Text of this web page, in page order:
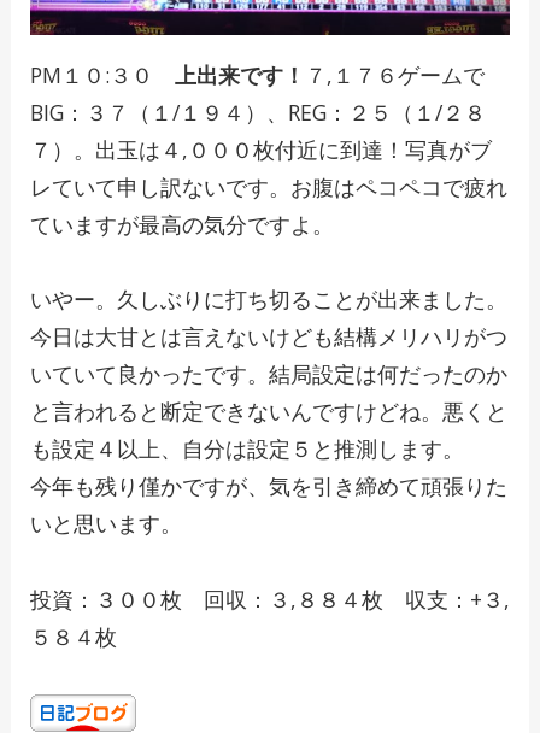
PM１０:３０ 上出来です！ ７,１７６ゲームで
BIG：３７（１/１９４）、REG：２５（１/２８
７）。出玉は４,０００枚付近に到達！写真がブ
レていて申し訳ないです。お腹はペコペコで疲れ
ていますが最高の気分ですよ。
いやー。久しぶりに打ち切ることが出来ました。
今日は大甘とは言えないけども結構メリハリがつ
いていて良かったです。結局設定は何だったのか
と言われると断定できないんですけどね。悪くと
も設定４以上、自分は設定５と推測します。
今年も残り僅かですが、気を引き締めて頑張りた
いと思います。
投資：３００枚 回収：３,８８４枚 収支：+３,
５８４枚